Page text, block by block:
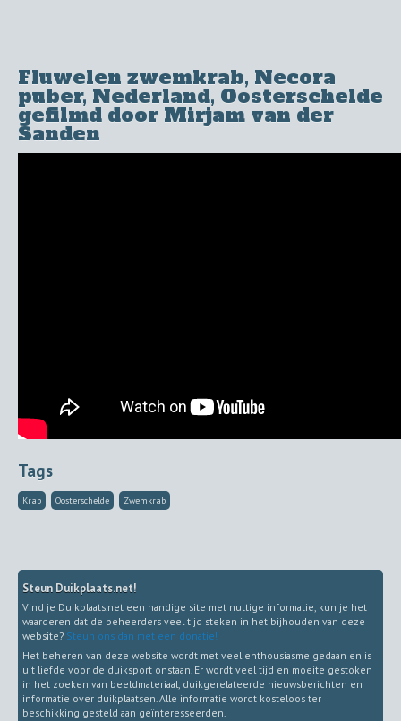
Fluwelen zwemkrab, Necora
puber, Nederland, Oosterschelde
gefilmd door Mirjam van der
Sanden
Tags
Krab Oosterschelde Zwemkrab
Steun Duikplaats.net!
Vind je Duikplaats.net een handige site met nuttige informatie, kun je het
waarderen dat de beheerders veel tijd steken in het bijhouden van deze
website? Steun ons dan met een donatie!
Het beheren van deze website wordt met veel enthousiasme gedaan en is
uit liefde voor de duiksport onstaan. Er wordt veel tijd en moeite gestoken
in het zoeken van beeldmateriaal, duikgerelateerde nieuwsberichten en
informatie over duikplaatsen. Alle informatie wordt kosteloos ter
beschikking gesteld aan geïnteresseerden.